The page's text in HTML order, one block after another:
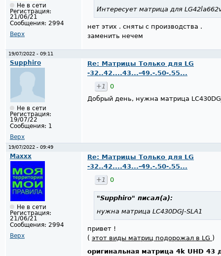
Не в сети
Регистрация:
21/06/21
Сообщения: 2994
Верх
Интересует матрица для
нет этих . сняты с производства .
заменить нечем
19/07/2022 - 09:11
Supphiro
Не в сети
Регистрация:
19/07/22
Сообщения: 1
Верх
Re: Матрицы Только для LG
-32..42....43...-49.-.50-.55...
+1
0
Добрый день, нужна матрица
19/07/2022 - 09:49
Maxxx
Не в сети
Регистрация:
21/06/21
Сообщения: 2994
Верх
Re: Матрицы Только для LG
-32..42....43...-49.-.50-.55...
+1
0
"Supphiro" писал(а):
нужна матрица LC430DGJ-SLA1
привет !
( этот виды матриц подорожал в LG )
оригинальная матрица 4k UHD 43